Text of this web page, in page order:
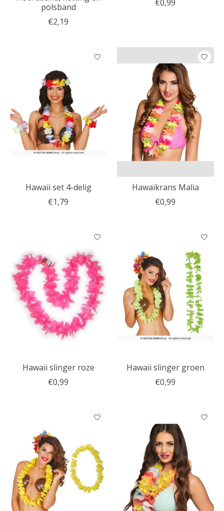
polsband
€2,19
€0,99
Hawaii set 4-delig
€1,79
Hawaïkrans Malia
€0,99
Hawaii slinger roze
€0,99
Hawaii slinger groen
€0,99